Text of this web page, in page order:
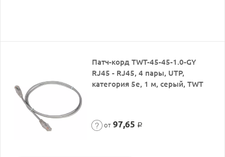
Патч-корд TWT-45-45-1.0-GY
RJ45 - RJ45, 4 пары, UTP,
категория 5е, 1 м, серый, TWT
от 97,65 Р